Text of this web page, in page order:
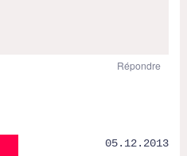
Répondre
05.12.2013